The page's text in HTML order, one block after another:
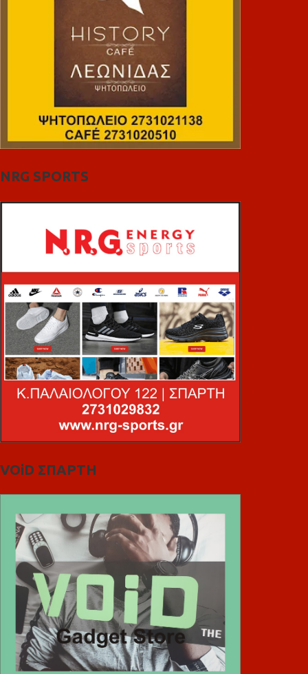
NRG SPORTS
VOiD ΣΠΑΡΤΗ